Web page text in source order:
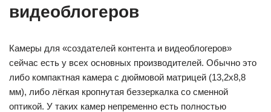
видеоблогеров
Камеры для «создателей контента и видеоблогеров»
сейчас есть у всех основных производителей. Обычно это
либо компактная камера с дюймовой матрицей (13,2х8,8
мм), либо лёгкая кропнутая беззеркалка со сменной
оптикой. У таких камер непременно есть полностью